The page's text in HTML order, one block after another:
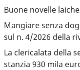
Buone novelle laiche
Mangiare senza
sul n. 4/2026 della
La clericalata della
stanzia 930 mila